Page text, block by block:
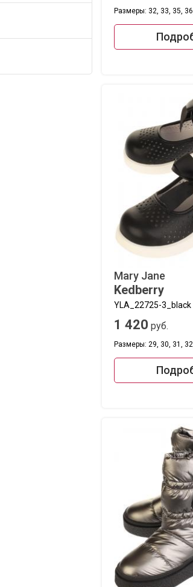
Размеры: 32, 33, 35,
Mary Jane
Kedberry
YLA_22725-3_black
1 420 руб.
Размеры: 29, 30, 31,